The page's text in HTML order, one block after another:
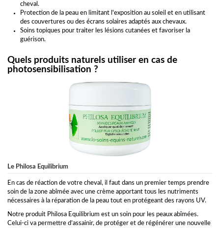
cheval.
Protection de la peau en limitant l'exposition au soleil et en utilisant
des couvertures ou des écrans solaires adaptés aux chevaux.
Soins topiques pour traiter les lésions cutanées et favoriser la
guérison.
Quels produits naturels utiliser en cas de
photosensibilisation ?
Le Philosa Equilibrium
En cas de réaction de votre cheval, il faut dans un premier temps prendre
soin de la zone abîmée avec une crème apportant tous les nutriments
nécessaires à la réparation de la peau tout en protégeant des rayons UV.
Notre produit Philosa Equilibrium est un soin pour les peaux abîmées.
Celui-ci va permettre d’assainir, de protéger et de régénérer une nouvelle